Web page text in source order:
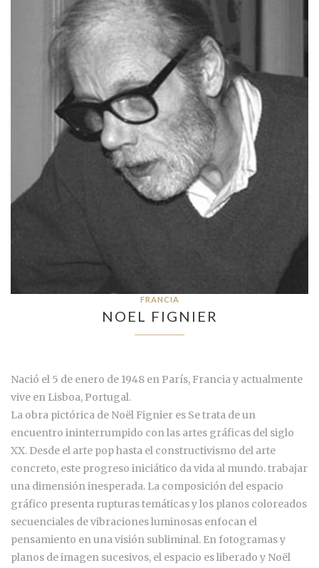
FRANCIA
NOEL FIGNIER
Nació el 5 de enero de 1948 en París, Francia y actualmente
vive en Lisboa, Portugal.
La obra pictórica de Noël Fignier es Se trata de un
encuentro ininterrumpido con las artes gráficas del siglo
XX. Desde el arte pop hasta el constructivismo del arte
concreto, este progreso iniciático da vida al mundo. trabajar
una dimensión inesperada. La composición del espacio
gráfico presenta rupturas temáticas y los planos coloreados
secuenciales de vibraciones luminosas enfocan el
pensamiento en una visión subliminal. En fotogramas y
planos de imagen sucesivos, el espacio es liberado y Noël